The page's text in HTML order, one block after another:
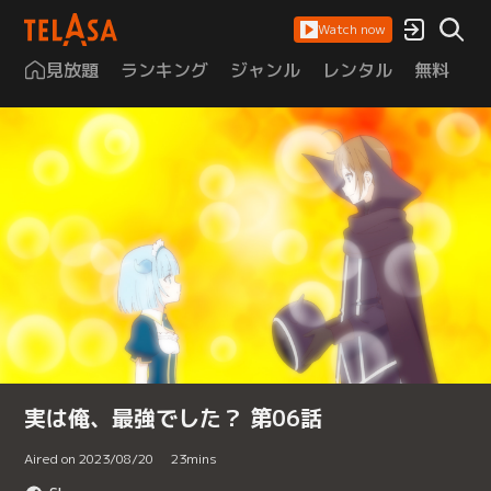
Watch now
見放題 ランキング ジャンル レンタル 無料
実は俺、最強でした？ 第06話
Aired on 2023/08/20 23mins